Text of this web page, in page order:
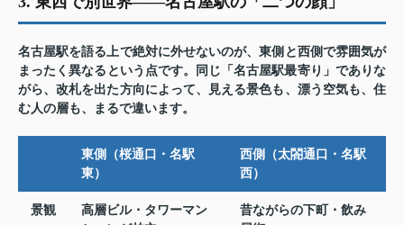
名古屋駅を語る上で絶対に外せないのが、東側と西側で雰囲気が
まったく異なる という点です。同じ「名古屋駅最寄り」でありな
がら、改札を出た方向によって、見える景色も、漂う空気も、住
む人の層も、まるで違います。
東側（桜通口・名駅
東）
西側（太閤通口・名駅
西）
景観
高層ビル・タワーマン
昔ながらの下町・飲み